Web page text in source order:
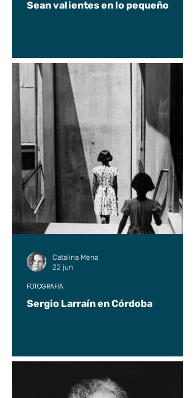
Sean valientes en lo pequeño
Sergio Larraín en Córdoba
FOTOGRAFÍA
Catalina Mena
22 jun